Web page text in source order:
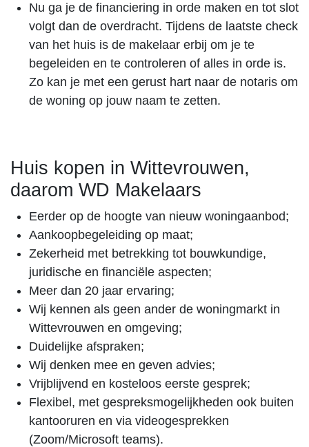
Nu ga je de financiering in orde maken en tot slot
volgt dan de overdracht. Tijdens de laatste check
van het huis is de makelaar erbij om je te
begeleiden en te controleren of alles in orde is.
Zo kan je met een gerust hart naar de notaris om
de woning op jouw naam te zetten.
Huis kopen in Wittevrouwen,
daarom WD Makelaars
Eerder op de hoogte van nieuw woningaanbod;
Aankoopbegeleiding op maat;
Zekerheid met betrekking tot bouwkundige,
juridische en financiële aspecten;
Meer dan 20 jaar ervaring;
Wij kennen als geen ander de woningmarkt in
Wittevrouwen en omgeving;
Duidelijke afspraken;
Wij denken mee en geven advies;
Vrijblijvend en kosteloos eerste gesprek;
Flexibel, met gespreksmogelijkheden ook buiten
kantooruren en via videogesprekken
(Zoom/Microsoft teams).